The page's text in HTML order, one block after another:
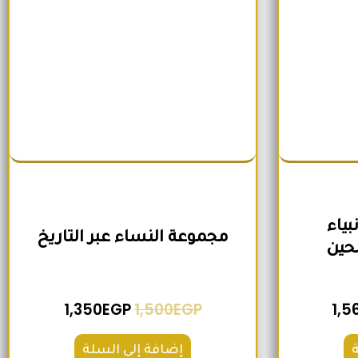
مجموعة النساء عبر التاريخ
1,500EGP
1,350EGP
إضافة إلى السلة